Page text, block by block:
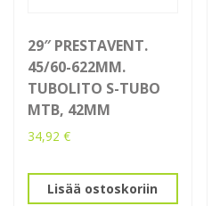
29″ PRESTAVENT.
45/60-622MM.
TUBOLITO S-TUBO
MTB, 42MM
34,92 €
Lisää ostoskoriin